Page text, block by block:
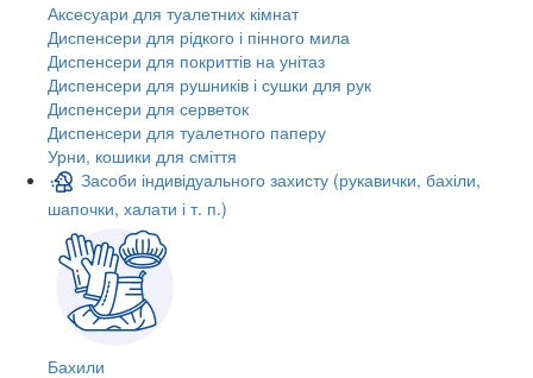
Аксесуари для туалетних кімнат
Диспенсери для рідкого і пінного мила
Диспенсери для покриттів на унітаз
Диспенсери для рушників і сушки для рук
Диспенсери для серветок
Диспенсери для туалетного паперу
Урни, кошики для сміття
Засоби індивідуального захисту (рукавички, бахіли,
шапочки, халати і т. п.)
Бахили